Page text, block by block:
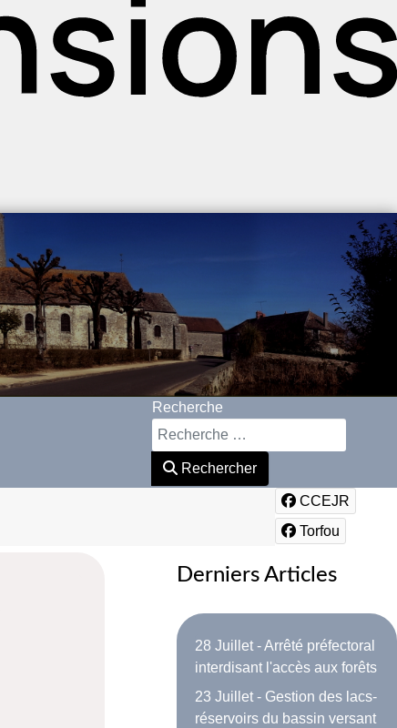
Recherche
Rechercher
CCEJR
Torfou
Derniers Articles
28 Juillet - Arrêté préfectoral
interdisant l'accès aux forêts
23 Juillet - Gestion des lacs-
réservoirs du bassin versant